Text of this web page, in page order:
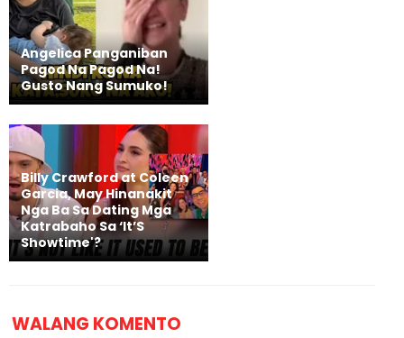
Angelica Panganiban
Pagod Na Pagod Na!
Gusto Nang Sumuko!
Billy Crawford at Coleen
Garcia, May Hinanakit
Nga Ba Sa Dating Mga
Katrabaho Sa ‘It’S
Showtime'?
WALANG KOMENTO